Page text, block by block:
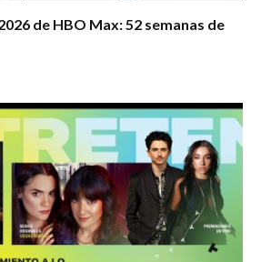
de HBO Max: 52 semanas de